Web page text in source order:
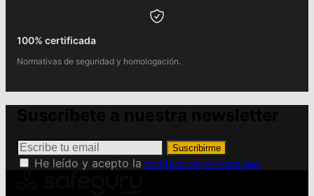
100% certificada
Normativas de seguridad y homologación.
Suscribirme
He leído y acepto la política de privacidad